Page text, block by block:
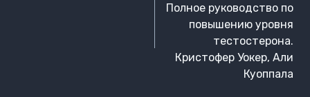
Полное руководство по
повышению уровня
тестостерона.
Кристофер Уокер, Али
Куоппала